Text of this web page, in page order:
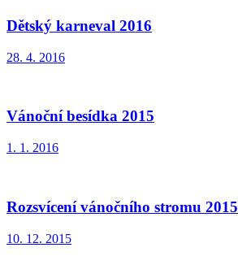
Dětský karneval 2016
28. 4. 2016
Vánoční besídka 2015
1. 1. 2016
Rozsvícení vánočního stromu 2015
10. 12. 2015